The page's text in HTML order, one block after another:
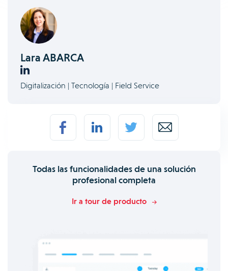
Lara ABARCA
Digitalización | Tecnología | Field Service
Todas las funcionalidades de una solución
profesional completa
Ir a tour de producto